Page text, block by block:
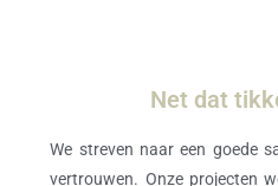
Net dat
We streven naar een goede
vertrouwen. Onze projecten